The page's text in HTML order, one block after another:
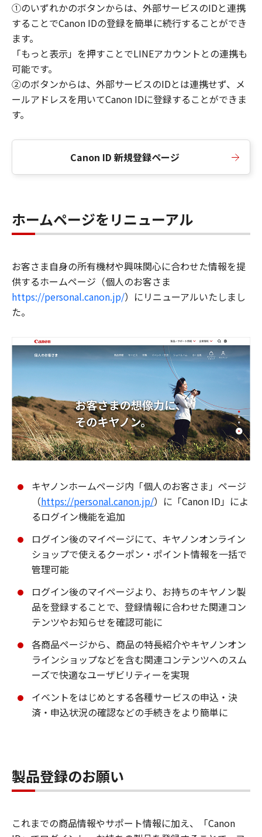
①のいずれかのボタンからは、外部サービスのIDと連携
することでCanon IDの登録を簡単に続行することができ
ます。
「もっと表示」を押すことでLINEアカウントとの連携も
可能です。
②のボタンからは、外部サービスのIDとは連携せず、メ
ールアドレスを用いてCanon IDに登録することができま
す。
Canon ID 新規登録ページ
ホームページをリニューアル
お客さま自身の所有機材や興味関心に合わせた情報を提
供するホームページ（個人のお客さま
https://personal.canon.jp/）にリニューアルいたしまし
た。
キヤノンホームページ内「個人のお客さま」ページ
（https://personal.canon.jp/）に「Canon ID」によ
るログイン機能を追加
ログイン後のマイページにて、キヤノンオンライン
ショップで使えるクーポン・ポイント情報を一括で
管理可能
ログイン後のマイページより、お持ちのキヤノン製
品を登録することで、登録情報に合わせた関連コン
テンツやお知らせを確認可能に
各商品ページから、商品の特長紹介やキヤノンオン
ラインショップなどを含む関連コンテンツへのスム
ーズで快適なユーザビリティーを実現
イベントをはじめとする各種サービスの申込・決
済・申込状況の確認などの手続きをより簡単に
製品登録のお願い
これまでの商品情報やサポート情報に加え、「Canon